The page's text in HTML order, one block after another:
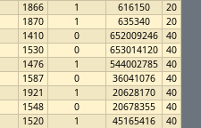
1866 1 616150
20
1870 1 635340
20
1410 0 652009246
40
1530 0 653014120
40
1476 1 544002785
40
1587 0 36041076
40
1921 1 20628170
40
1548 0 20678355
40
1520 1 45165416
40